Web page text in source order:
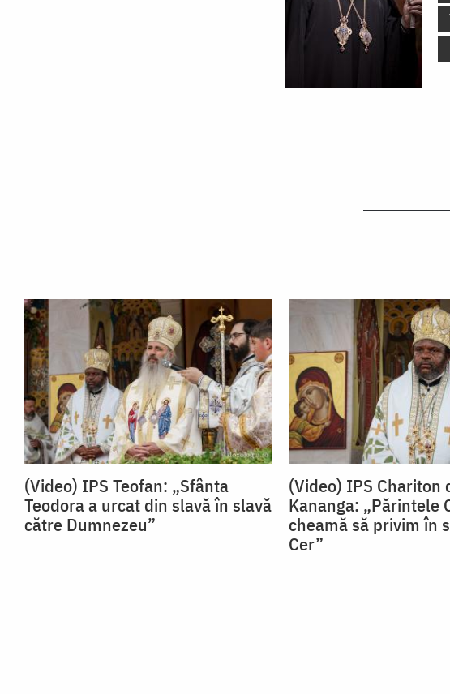
(Video) IPS Teofan: „Sfânta
Teodora a urcat din slavă în slavă
către Dumnezeu”
(Video) IPS Chariton
Kananga: „Părintele
cheamă să privim în
Cer”